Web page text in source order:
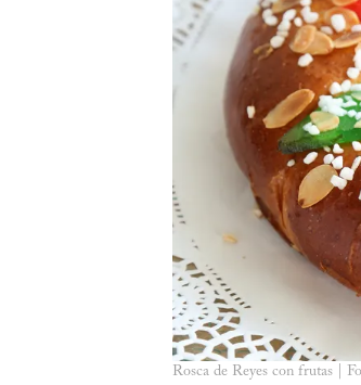
Rosca de Reyes con frutas |